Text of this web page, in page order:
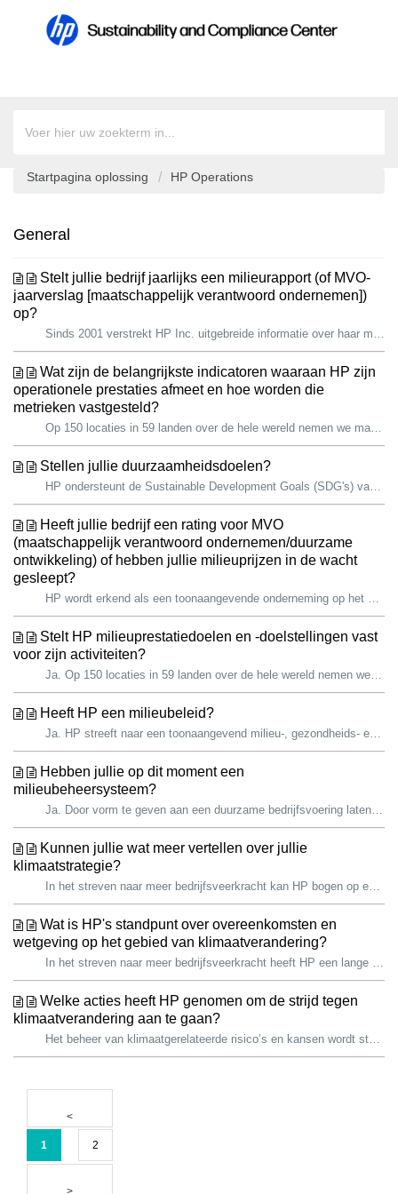
Startpagina oplossing HP Operations
General
Stelt jullie bedrijf jaarlijks een milieurapport (of MVO-
jaarverslag [maatschappelijk verantwoord ondernemen])
op?
Sinds 2001 verstrekt HP Inc. uitgebreide informatie over haar milieu- en maatschappelijke vooruitgang aan belangrijke belanghebbenden, waaronder huidige e...
Wat zijn de belangrijkste indicatoren waaraan HP zijn
operationele prestaties afmeet en hoe worden die
metrieken vastgesteld?
Op 150 locaties in 59 landen over de hele wereld nemen we maatregelen om de uitstoot van broeikasgas (BKG), energie- en wateronttrekking en afvalproductie ...
Stellen jullie duurzaamheidsdoelen?
HP ondersteunt de Sustainable Development Goals (SDG's) van de Verenigde Naties voor 2030 en erkent het belang van een bijdrage aan een duurzamere to...
Heeft jullie bedrijf een rating voor MVO
(maatschappelijk verantwoord ondernemen/duurzame
ontwikkeling) of hebben jullie milieuprijzen in de wacht
gesleept?
HP wordt erkend als een toonaangevende onderneming op het gebied van milieuduurzaamheid en maatschappelijke impact. Duurzame ontwikkeling helpt onze ...
Stelt HP milieuprestatiedoelen en -doelstellingen vast
voor zijn activiteiten?
Ja. Op 150 locaties in 59 landen over de hele wereld nemen we maatregelen om de uitstoot van broeikasgas (BKG), energie- en wateronttrekking en afvalprodu...
Heeft HP een milieubeleid?
Ja. HP streeft naar een toonaangevend milieu-, gezondheids- en veiligheidsprogramma (EHS) dat voor voortdurende verbetering voor de veiligheid van onze med...
Hebben jullie op dit moment een
milieubeheersysteem?
Ja. Door vorm te geven aan een duurzame bedrijfsvoering laten we actief zien wat onze waarden zijn en brengen we werkwijzen die toonaangevend zijn in de se...
Kunnen jullie wat meer vertellen over jullie
klimaatstrategie?
In het streven naar meer bedrijfsveerkracht kan HP bogen op een lange geschiedenis van klimaatactie. Wij zijn er trots op dat wij sinds 2019 onze totale k...
Wat is HP's standpunt over overeenkomsten en
wetgeving op het gebied van klimaatverandering?
In het streven naar meer bedrijfsveerkracht heeft HP een lange geschiedenis van klimaatactie. We zijn er trots op dat we sinds 2019 onze totale koolstofvo...
Welke acties heeft HP genomen om de strijd tegen
klimaatverandering aan te gaan?
Het beheer van klimaatgerelateerde risico’s en kansen wordt steeds belangrijker voor HP en onze belanghebbenden, waaronder overheden. In het streven naar ...
1 2